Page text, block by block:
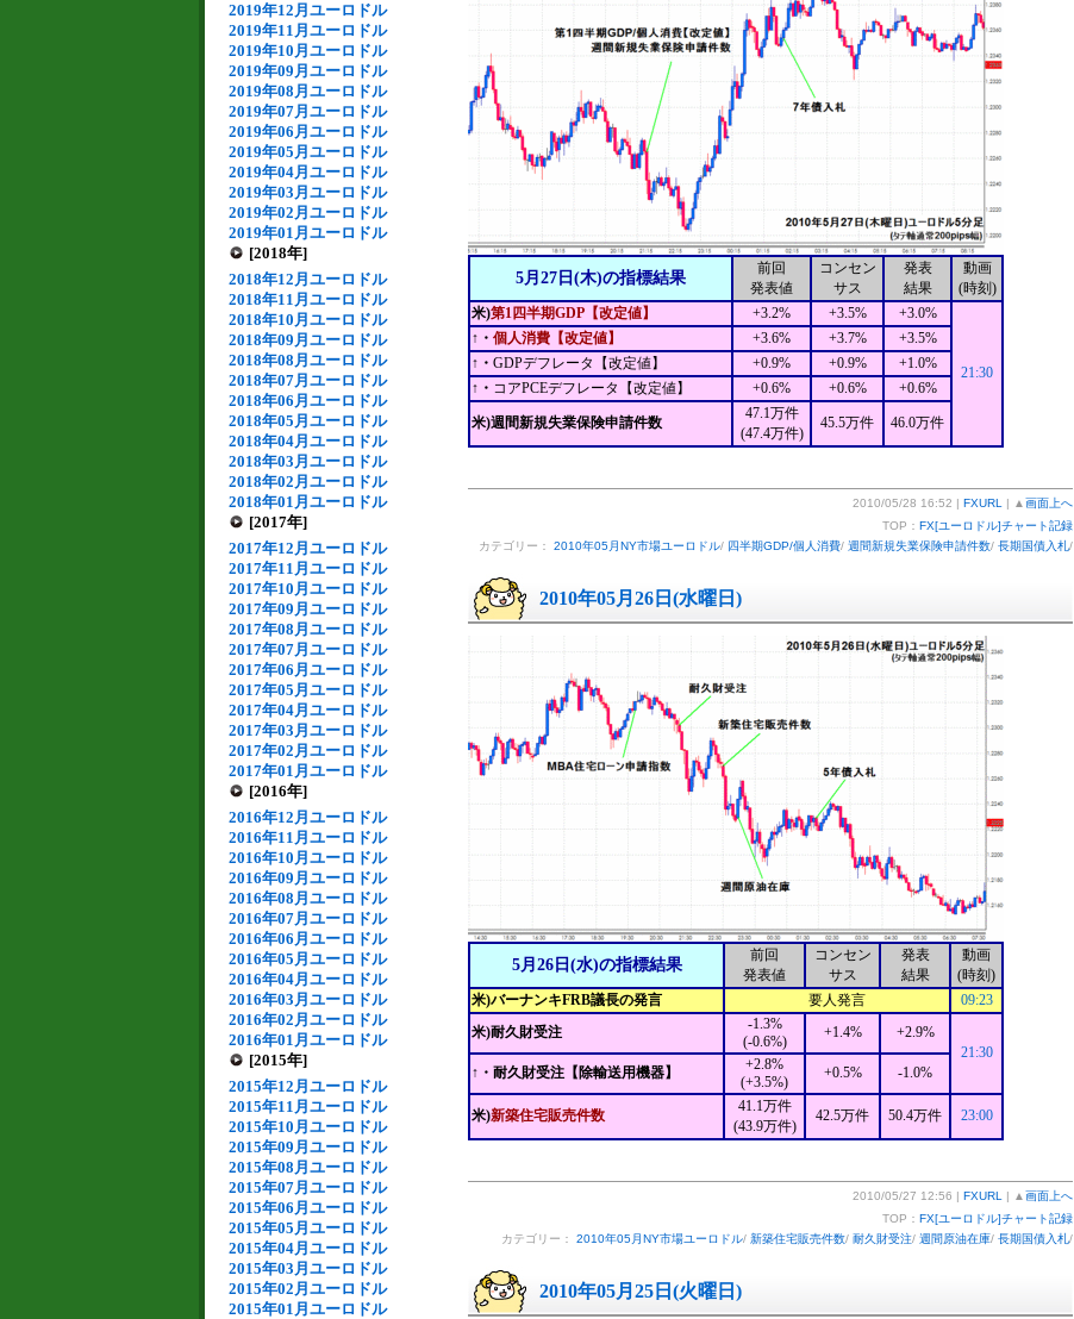
2019年12月ユーロドル
2019年11月ユーロドル
2019年10月ユーロドル
2019年09月ユーロドル
2019年08月ユーロドル
2019年07月ユーロドル
2019年06月ユーロドル
2019年05月ユーロドル
2019年04月ユーロドル
2019年03月ユーロドル
2019年02月ユーロドル
2019年01月ユーロドル
[2018年]
2018年12月ユーロドル
2018年11月ユーロドル
2018年10月ユーロドル
2018年09月ユーロドル
2018年08月ユーロドル
2018年07月ユーロドル
2018年06月ユーロドル
2018年05月ユーロドル
2018年04月ユーロドル
2018年03月ユーロドル
2018年02月ユーロドル
2018年01月ユーロドル
[2017年]
2017年12月ユーロドル
2017年11月ユーロドル
2017年10月ユーロドル
2017年09月ユーロドル
2017年08月ユーロドル
2017年07月ユーロドル
2017年06月ユーロドル
2017年05月ユーロドル
2017年04月ユーロドル
2017年03月ユーロドル
2017年02月ユーロドル
2017年01月ユーロドル
[2016年]
2016年12月ユーロドル
2016年11月ユーロドル
2016年10月ユーロドル
2016年09月ユーロドル
2016年08月ユーロドル
2016年07月ユーロドル
2016年06月ユーロドル
2016年05月ユーロドル
2016年04月ユーロドル
2016年03月ユーロドル
2016年02月ユーロドル
2016年01月ユーロドル
[2015年]
2015年12月ユーロドル
2015年11月ユーロドル
2015年10月ユーロドル
2015年09月ユーロドル
2015年08月ユーロドル
2015年07月ユーロドル
2015年06月ユーロドル
2015年05月ユーロドル
2015年04月ユーロドル
2015年03月ユーロドル
2015年02月ユーロドル
2015年01月ユーロドル
5月27日(木)の指標結果
前回
発表値
コンセン
サス
発表
結果
動画
(時刻)
米)第1四半期GDP【改定値】 +3.2% +3.5% +3.0%
21:30
↑・ 個人消費【改定値】 +3.6% +3.7%
+3.5%
↑・ GDPデフレータ【改定値】 +0.9% +0.9%
+1.0%
↑・ コアPCEデフレータ【改定値】 +0.6% +0.6% +0.6%
米)週間新規失業保険申請件数
47.1万件
(47.4万件)
45.5万件 46.0万件
2010/05/28 16:52 | FXURL | ▲ 画面上へ
TOP： FX[ユーロドル]チャート記録
カテゴリー： 2010年05月NY市場ユーロドル/ 四半期GDP/個人消費/ 週間新規失業保険申請件数/ 長期国債入札/
2010年05月26日(水曜日)
5月26日(水)の指標結果
前回
発表値
コンセン
サス
発表
結果
動画
(時刻)
米)バーナンキFRB議長の発言
要人発言
09:23
米)耐久財受注
-1.3%
(-0.6%)
+1.4%
+2.9%
21:30
↑・耐久財受注【除輸送用機器】
+2.8%
(+3.5%)
+0.5% -1.0%
米)新築住宅販売件数
41.1万件
(43.9万件)
42.5万件 50.4万件 23:00
2010/05/27 12:56 | FXURL | ▲ 画面上へ
TOP： FX[ユーロドル]チャート記録
カテゴリー： 2010年05月NY市場ユーロドル/ 新築住宅販売件数/ 耐久財受注/ 週間原油在庫/ 長期国債入札/
2010年05月25日(火曜日)